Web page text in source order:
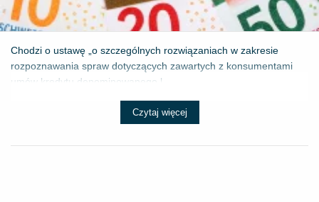
Chodzi o ustawę „o szczególnych rozwiązaniach w zakresie
rozpoznawania spraw dotyczących zawartych z konsumentami
umów kredytu denominowanego l...
Czytaj więcej